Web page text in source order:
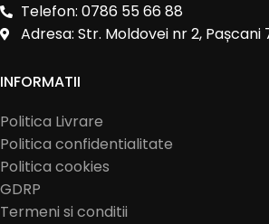
Telefon: 0786 55 66 88
Adresa: Str. Moldovei nr 2, Pașcani
INFORMATII
Politica Livrare
Politica confidentialitate
Politica cookies
GDRP
Termeni si conditii